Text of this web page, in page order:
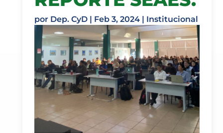
por Dep. CyD| Feb 3, 2024| Institucional